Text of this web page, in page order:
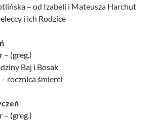
– od Izabeli i Mateusza Harchut
i ich Rodzice
– (greg.)
Baj i Bosak
rocznica śmierci
– (greg.)